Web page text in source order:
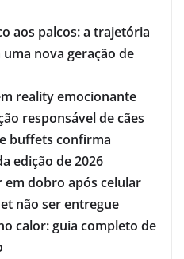
aos palcos: a trajetória
nova geração de
reality emocionante
responsável de cães
buffets confirma
edição de 2026
em dobro após celular
não ser entregue
calor: guia completo de